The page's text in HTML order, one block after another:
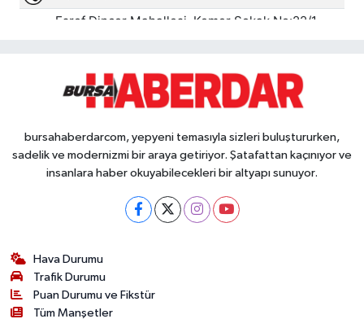
bursahaberdarcom, yepyeni temasıyla sizleri buluştururken,
sadelik ve modernizmi bir araya getiriyor. Şatafattan kaçınıyor ve
insanlara haber okuyabilecekleri bir altyapı sunuyor.
Hava Durumu
Trafik Durumu
Puan Durumu ve Fikstür
Tüm Manşetler